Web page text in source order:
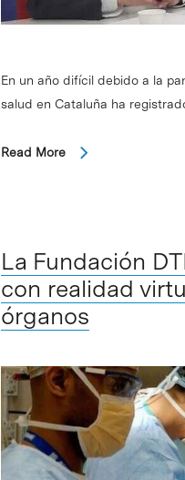
En un año difícil debido a la
salud en Cataluña ha
Read More
La Fundación
con realidad
órganos